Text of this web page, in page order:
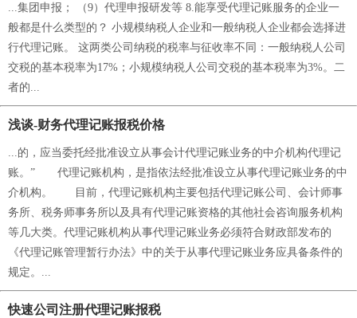
...集团申报； （9）代理申报研发等 8.能享受代理记账服务的企业一
般都是什么类型的？ 小规模纳税人企业和一般纳税人企业都会选择进
行代理记账。 这两类公司纳税的税率与征收率不同：一般纳税人公司
交税的基本税率为17%；小规模纳税人公司交税的基本税率为3%。二
者的...
浅谈-财务代理记账报税价格
...的，应当委托经批准设立从事会计代理记账业务的中介机构代理记
账。” 代理记账机构，是指依法经批准设立从事代理记账业务的中
介机构。 目前，代理记账机构主要包括代理记账公司、会计师事
务所、税务师事务所以及具有代理记账资格的其他社会咨询服务机构
等几大类。代理记账机构从事代理记账业务必须符合财政部发布的
《代理记账管理暂行办法》中的关于从事代理记账业务应具备条件的
规定。...
快速公司注册代理记账报税